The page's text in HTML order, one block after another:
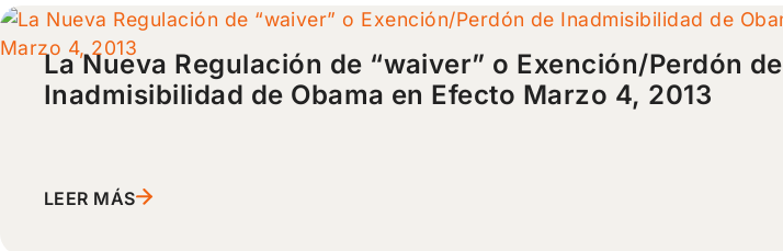
La Nueva Regulación de “waiver” o Exención/Perdón de
Inadmisibilidad de Obama en Efecto Marzo 4, 2013
LEER MÁS